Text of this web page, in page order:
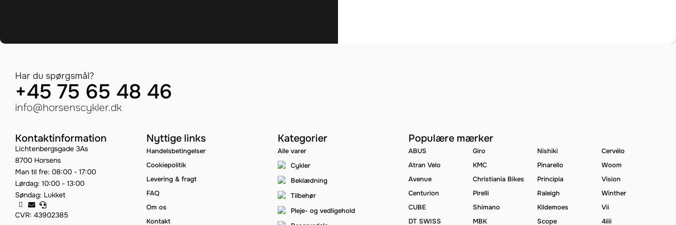
Har du spørgsmål?
+45 75 65 48 46
info@horsenscykler.dk
Kontaktinformation
Lichtenbergsgade 3As
8700 Horsens
Man til fre: 08:00 - 17:00
Lørdag: 10:00 - 13:00
Søndag: Lukket
CVR: 43902385
Nyttige links
Handelsbetingelser
Cookiepolitik
Levering & fragt
FAQ
Om os
Kontakt
Kategorier
Alle varer
Cykler
Beklædning
Tilbehør
Pleje- og vedligehold
Populære mærker
ABUS
Atran Velo
Avenue
Centurion
CUBE
DT SWISS
Giro
KMC
Christiania Bikes
Pirelli
Shimano
MBK
Nishiki
Pinarello
Principia
Raleigh
Kildemoes
Scope
Cervélo
Woom
Vision
Winther
Vii
4iiii